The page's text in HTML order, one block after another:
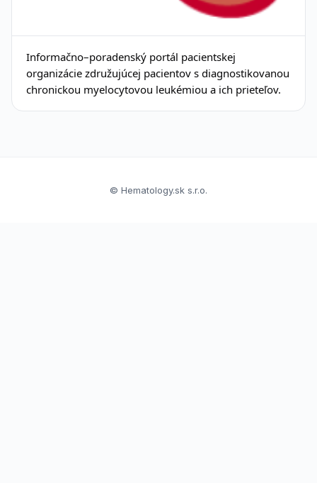
Informačno–poradenský portál pacientskej
organizácie združujúcej pacientov s diagnostikovanou
chronickou myelocytovou leukémiou a ich prieteľov.
© Hematology.sk s.r.o.